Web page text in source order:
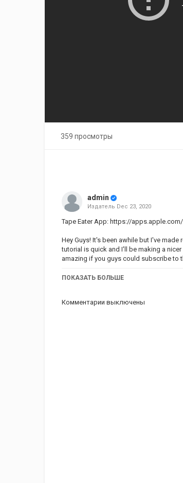
359 просмотры
admin
Издатель Dec 23, 2020
Tape Eater App: https://
Hey Guys! It's been awhile but I've
tutorial is quick and I'll be making a
amazing if you guys could subscribe to
ALSO! Comment below for more feature
https://mixtapemonkey.com
ПОКАЗАТЬ БОЛЬШЕ
Комментарии выключены